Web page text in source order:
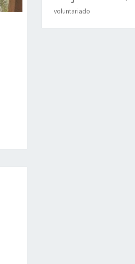
voluntariado